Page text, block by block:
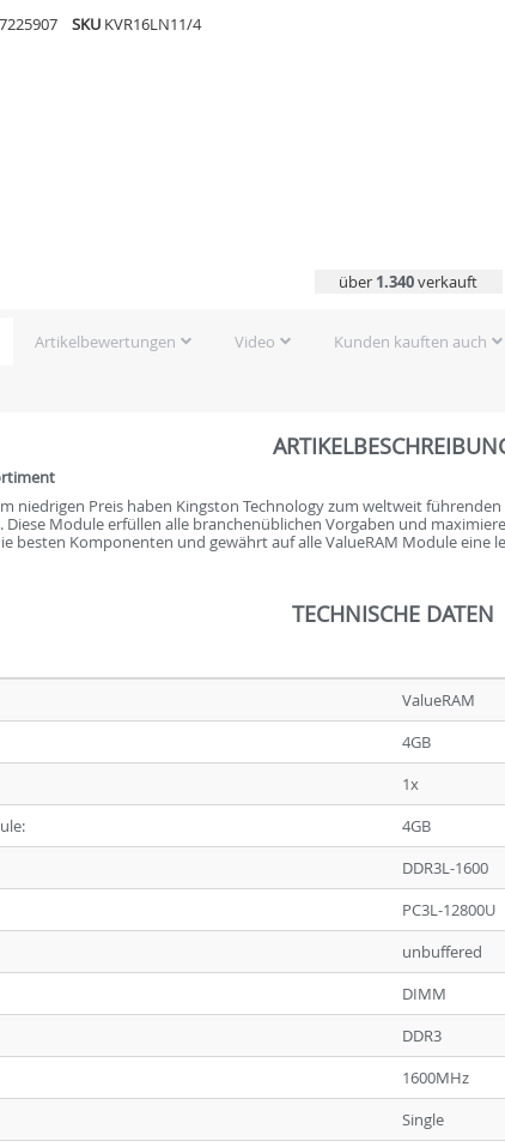
SKU KVR16LN11/4
über 1.340verkauft
Artikelbewertungen Video
Kunden kauften auch
niedrigen Preis haben Kingston Technology zum weltweit
Diese Module erfüllen alle branchenüblichen Vorgaben und
besten Komponenten und gewährt auf alle ValueRAM Module eine
TECHNISCHE DATEN
ValueRAM
4GB
1x
4GB
DDR3L-1600
PC3L-12800U
unbuffered
DIMM
DDR3
1600MHz
Single